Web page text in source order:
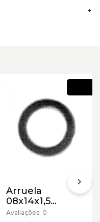
Arruela
08x14x1,5
Aluminio
Avaliações: 0